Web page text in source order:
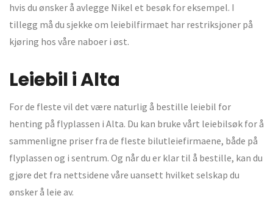
hvis du ønsker å avlegge Nikel et besøk for eksempel. I
tillegg må du sjekke om leiebilfirmaet har restriksjoner på
kjøring hos våre naboer i øst.
Leiebil i Alta
For de fleste vil det være naturlig å bestille leiebil for
henting på flyplassen i Alta. Du kan bruke vårt leiebilsøk for å
sammenligne priser fra de fleste bilutleiefirmaene, både på
flyplassen og i sentrum. Og når du er klar til å bestille, kan du
gjøre det fra nettsidene våre uansett hvilket selskap du
ønsker å leie av.